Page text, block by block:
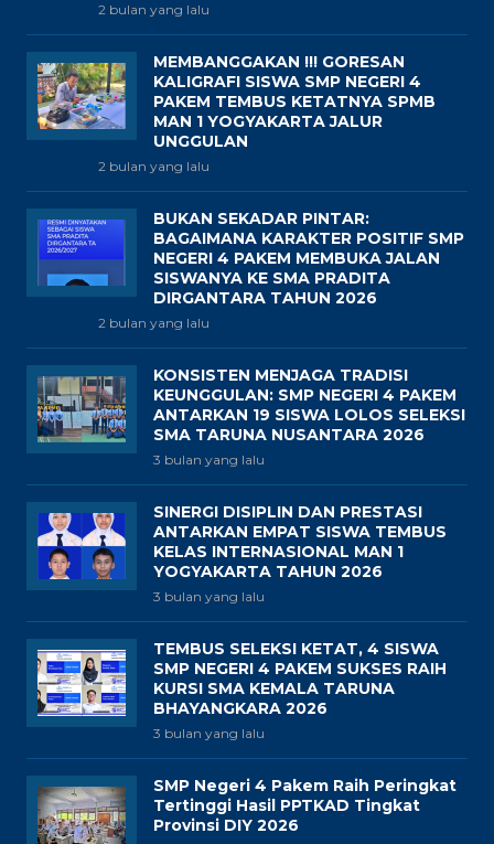
2 bulan yang lalu
MEMBANGGAKAN !!! GORESAN
KALIGRAFI SISWA SMP NEGERI 4
PAKEM TEMBUS KETATNYA SPMB
MAN 1 YOGYAKARTA JALUR
UNGGULAN
2 bulan yang lalu
BUKAN SEKADAR PINTAR:
BAGAIMANA KARAKTER POSITIF SMP
NEGERI 4 PAKEM MEMBUKA JALAN
SISWANYA KE SMA PRADITA
DIRGANTARA TAHUN 2026
2 bulan yang lalu
KONSISTEN MENJAGA TRADISI
KEUNGGULAN: SMP NEGERI 4 PAKEM
ANTARKAN 19 SISWA LOLOS SELEKSI
SMA TARUNA NUSANTARA 2026
3 bulan yang lalu
SINERGI DISIPLIN DAN PRESTASI
ANTARKAN EMPAT SISWA TEMBUS
KELAS INTERNASIONAL MAN 1
YOGYAKARTA TAHUN 2026
3 bulan yang lalu
TEMBUS SELEKSI KETAT, 4 SISWA
SMP NEGERI 4 PAKEM SUKSES RAIH
KURSI SMA KEMALA TARUNA
BHAYANGKARA 2026
3 bulan yang lalu
SMP Negeri 4 Pakem Raih Peringkat
Tertinggi Hasil PPTKAD Tingkat
Provinsi DIY 2026